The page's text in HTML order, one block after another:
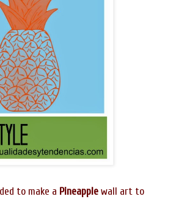
to make a Pineapplewall art to